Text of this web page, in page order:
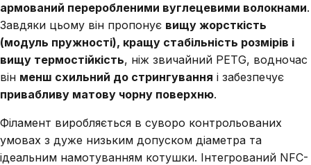
армований переробленими вуглецевими волокнами.
Завдяки цьому він пропонує вищу жорсткість
(модуль пружності), кращу стабільність розмірів і
вищу термостійкість, ніж звичайний PETG, водночас
він менш схильний до стрингування і забезпечує
привабливу матову чорну поверхню.
Філамент виробляється в суворо контрольованих
умовах з дуже низьким допуском діаметра та
ідеальним намотуванням котушки. Інтегрований NFC-